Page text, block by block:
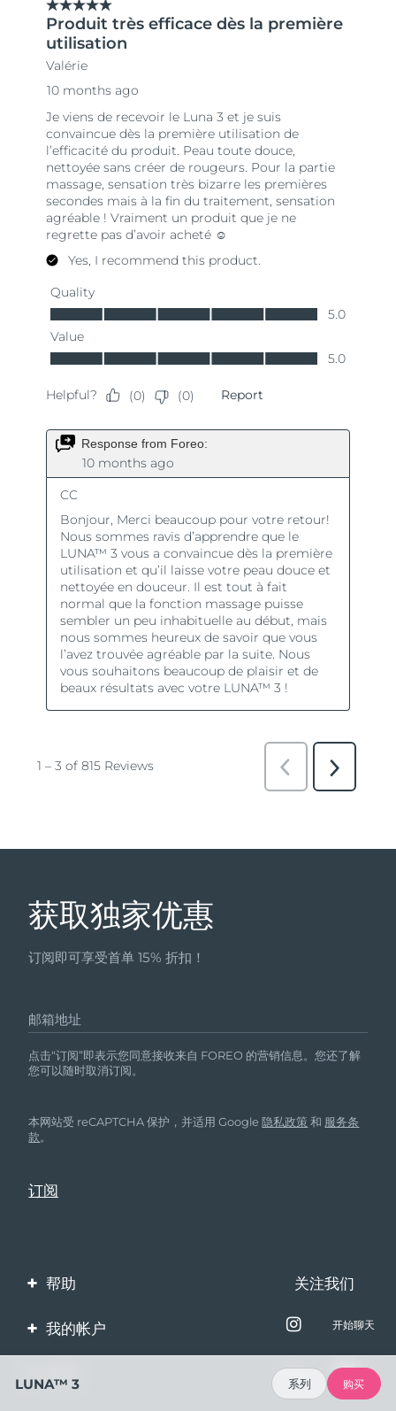
获取独家优惠
订阅即可享受首单 15% 折扣！
邮箱地址
点击“订阅”即表示您同意接收来自 FOREO 的营销信息。您还了解
您可以随时取消订阅。
本网站受 reCAPTCHA 保护，并适用 Google隐私政策 和 服务条
款。
帮助
联系我们
订单与运输
保修与退换货
关注我们
我的帐户 开始聊天
LUNA™ 3 系列 购买